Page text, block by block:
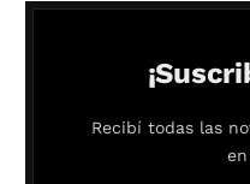
Recibí todas las